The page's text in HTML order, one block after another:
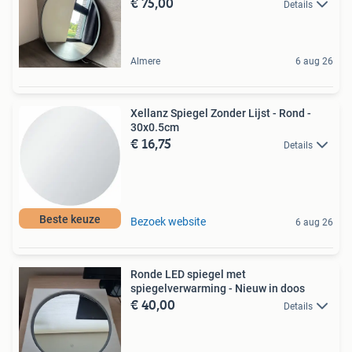
Details
Almere 6 aug 26
Beste keuze
Xellanz Spiegel Zonder Lijst - Rond -
30x0.5cm
€ 16,75 Details
Bezoek website 6 aug 26
Ronde LED spiegel met
spiegelverwarming - Nieuw in doos
€ 40,00 Details